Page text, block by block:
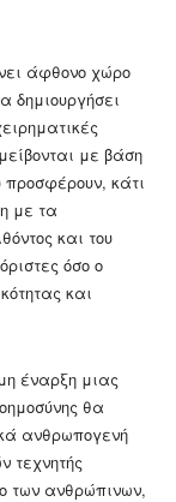
άφθονο χώρο
δημιουργήσει
με βάση
κάτι
με τα
και του
όσο ο
και
έναρξη μιας
θα
ανθρωπογενή
τεχνητής
των ανθρώπινων,